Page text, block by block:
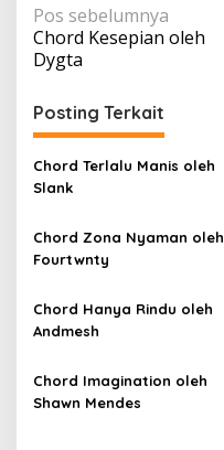
N
a
v
i
g
a
s
i
p
o
s
Pos sebelumnya
Chord Kesepian oleh
Dygta
Posting Terkait
Chord Terlalu Manis oleh
Slank
Chord Zona Nyaman oleh
Fourtwnty
Chord Hanya Rindu oleh
Andmesh
Chord Imagination oleh
Shawn Mendes